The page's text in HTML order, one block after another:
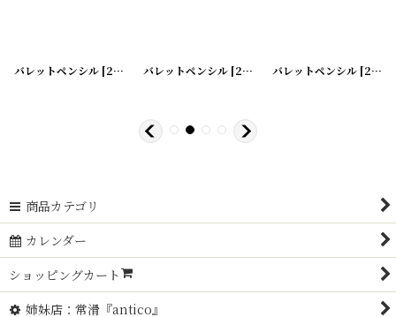
]
バレットペンシル [200526-2 ]
バレットペンシル [200526-3 ]
バレットペンシル [200526-4
商品カテゴリ
カレンダー
ショッピングカート
姉妹店：常滑『antico』